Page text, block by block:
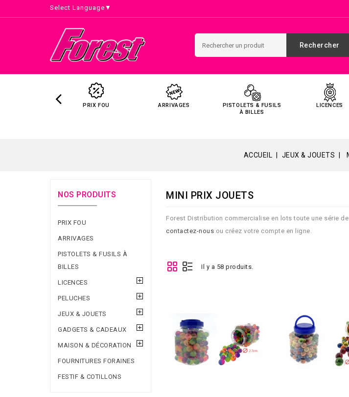
Select Language ▼
Rechercher
PRIX FOU ARRIVAGES
PISTOLETS & FUSILS
À BILLES
LICENCES
ACCUEIL JEUX & JOUETS
NOS PRODUITS
PRIX FOU
ARRIVAGES
PISTOLETS & FUSILS À
BILLES
LICENCES
PELUCHES
JEUX & JOUETS
GADGETS & CADEAUX
MAISON & DÉCORATION
FOURNITURES FORAINES
FESTIF & COTILLONS
MINI PRIX JOUETS
Forest Distribution commercialise en lots toute une série
contactez-nous ou créez votre compte en ligne.
Il y a 58 produits.